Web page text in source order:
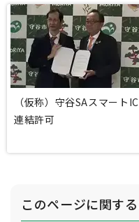
（仮称）守谷SAスマートIC
連結許可
このページに関する